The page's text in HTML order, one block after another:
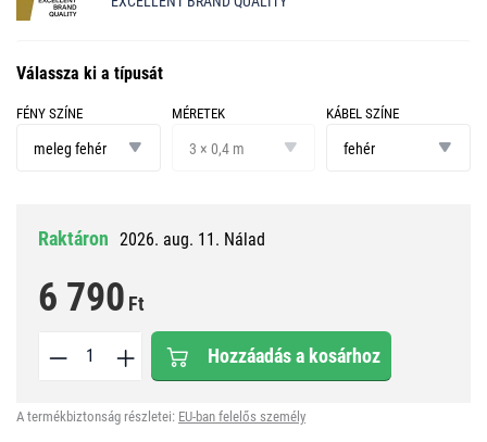
Válassza ki a típusát
FÉNY SZÍNE
színemeleg fehér
MÉRETEK
3 × 0,4 m
KÁBEL SZÍNE
színefehér
Raktáron 2026. aug. 11. Nálad
6 790 Ft
Hozzáadás a kosárhoz
A termékbiztonság részletei: EU-ban felelős személy